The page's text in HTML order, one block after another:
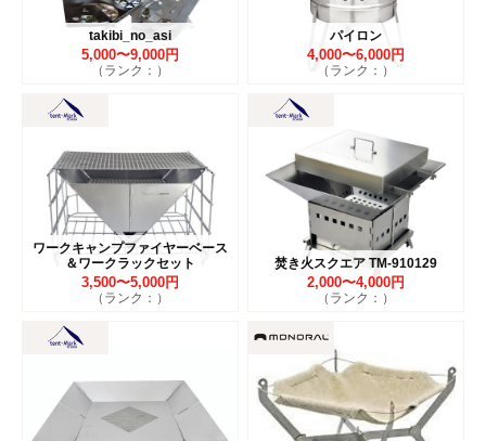
takibi_no_asi
5,000〜9,000円
（ランク：）
パイロン
4,000〜6,000円
（ランク：）
ワークキャンプファイヤーベース
＆ワークラックセット
3,500〜5,000円
（ランク：）
焚き火スクエア TM-910129
2,000〜4,000円
（ランク：）